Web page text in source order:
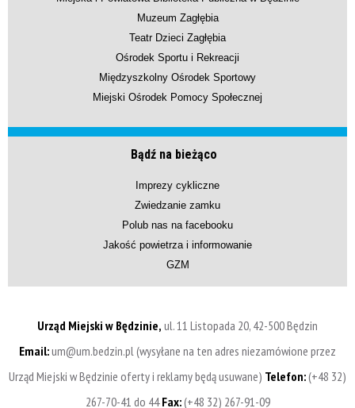
Muzeum Zagłębia
Teatr Dzieci Zagłębia
Ośrodek Sportu i Rekreacji
Międzyszkolny Ośrodek Sportowy
Miejski Ośrodek Pomocy Społecznej
Bądź na bieżąco
Imprezy cykliczne
Zwiedzanie zamku
Polub nas na facebooku
Jakość powietrza i informowanie
GZM
Urząd Miejski w Będzinie, ul. 11 Listopada 20, 42-500 Będzin
Email:um@um.bedzin.pl (wysyłane na ten adres niezamówione przez
Urząd Miejski w Będzinie oferty i reklamy będą usuwane) Telefon:(+48 32)
267-70-41 do 44Fax:(+48 32) 267-91-09